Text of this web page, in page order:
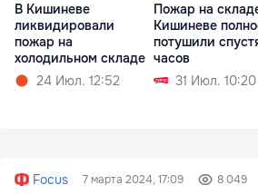
В Кишиневе
ликвидировали
пожар на
холодильном складе
24 Июл. 12:52
Пожар на
Кишиневе
потушили
часов
31 Июл. 10:20
Focus 7 марта 2024, 17:09 8 049